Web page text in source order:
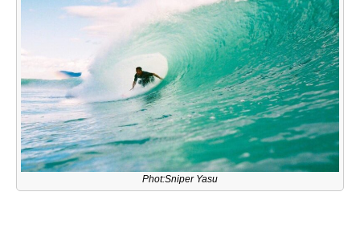
Phot:Sniper Yasu